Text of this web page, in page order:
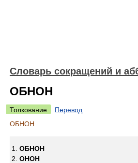
Словарь сокращений и
ОБНОН
Толкование
Перевод
ОБНОН
ОБНОН
ОНОН